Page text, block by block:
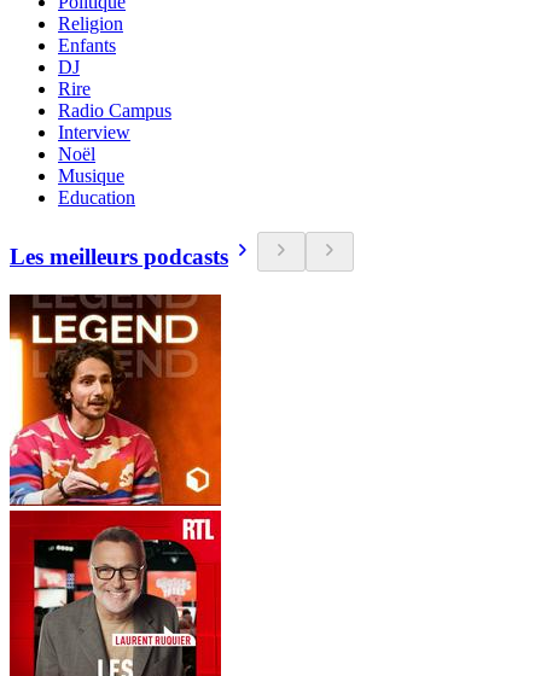
Religion
Enfants
DJ
Rire
Radio Campus
Interview
Noël
Musique
Education
Les meilleurs podcasts